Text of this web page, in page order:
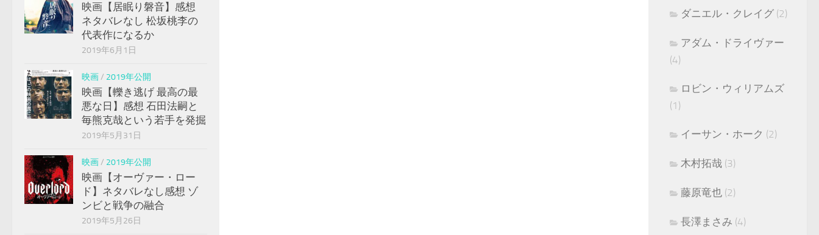
映画【居眠り磐音】感想
ネタバレなし 松坂桃李の
代表作になるか
2019年6月1日
映画/ 2019年公開
映画【轢き逃げ 最高の最
悪な日】感想 石田法嗣と
毎熊克哉という若手を発掘
2019年5月31日
映画/ 2019年公開
映画【オーヴァー・ロー
ド】ネタバレなし感想 ゾ
ンビと戦争の融合
2019年5月26日
ダニエル・クレイグ (2)
アダム・ドライヴァー
(4)
ロビン・ウィリアムズ
(1)
イーサン・ホーク (2)
木村拓哉 (3)
藤原竜也 (2)
長澤まさみ (4)